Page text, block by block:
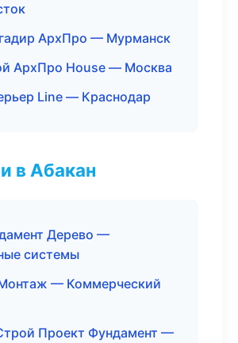
АрхПро — Мурманск
АрхПро House — Москва
Line — Краснодар
в Абакан
Дерево —
системы
— Коммерческий
Проект Фундамент —